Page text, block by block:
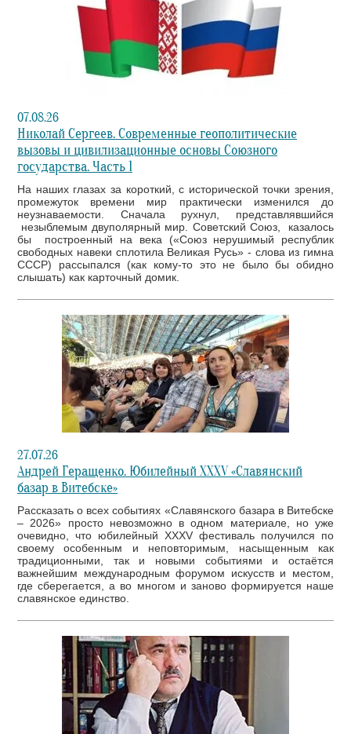
07.08.26
Николай Сергеев. Современные геополитические
вызовы и цивилизационные основы Союзного
государства. Часть 1
На наших глазах за короткий, с исторической точки зрения,
промежуток времени мир практически изменился до
неузнаваемости. Сначала рухнул, представлявшийся
незыблемым двуполярный мир. Советский Союз, казалось
бы построенный на века («Союз нерушимый республик
свободных навеки сплотила Великая Русь» - слова из гимна
СССР) рассыпался (как кому-то это не было бы обидно
слышать) как карточный домик.
27.07.26
Андрей Геращенко. Юбилейный XXXV «Славянский
базар в Витебске»
Рассказать о всех событиях «Славянского базара в Витебске
– 2026» просто невозможно в одном материале, но уже
очевидно, что юбилейный XXXV фестиваль получился по
своему особенным и неповторимым, насыщенным как
традиционными, так и новыми событиями и остаётся
важнейшим международным форумом искусств и местом,
где сберегается, а во многом и заново формируется наше
славянское единство.